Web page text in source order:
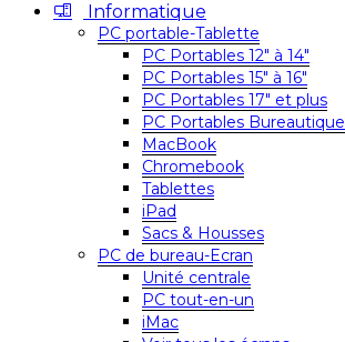
Informatique
PC portable-Tablette
PC Portables 12″ à 14″
PC Portables 15″ à 16″
PC Portables 17″ et plus
PC Portables Bureautique
MacBook
Chromebook
Tablettes
iPad
Sacs & Housses
PC de bureau-Ecran
Unité centrale
PC tout-en-un
iMac